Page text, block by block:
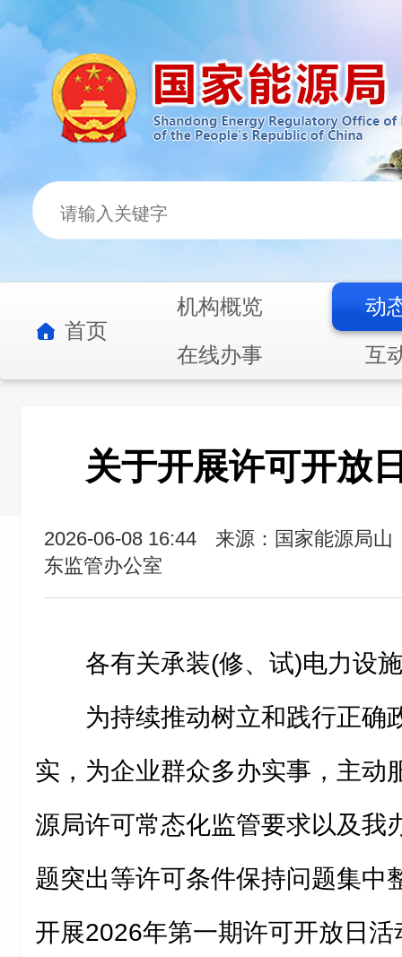
首页
机构概览
动
在线办事
互
关于开展许可开放
2026-06-08 16:44
来源：国家能源局山
东监管办公室
各有关承装(修、试)电力设
为持续推动树立和践行正确
实，为企业群众多办实事，主动
源局许可常态化监管要求以及我
题突出等许可条件保持问题集中
开展2026年第一期许可开放日